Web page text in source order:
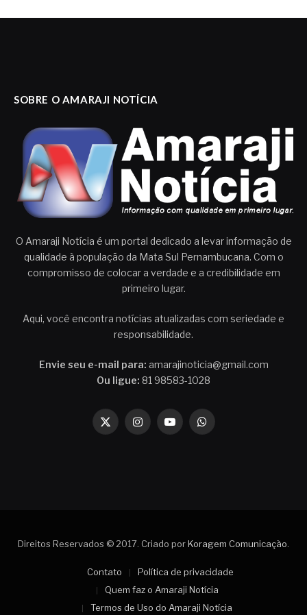
SOBRE O AMARAJI NOTÍCIA
O Amaraji Notícia é um portal dedicado a levar informação de
qualidade à população da Mata Sul Pernambucana. Com o
compromisso de colocar a verdade e a credibilidade em
primeiro lugar.
Aqui, você encontra notícias atualizadas com seriedade e
responsabilidade.
Envie seu e-mail para: amarajinoticia@gmail.com
Ou ligue: 81 98583-1028
X
InstagramYouTubeWhatsApp
Direitos Reservados © 2017. Criado porKoragem Comunicação.
Contato
Política de privacidade
Quem faz o Amaraji Notícia
Termos de Uso do Amaraji Notícia